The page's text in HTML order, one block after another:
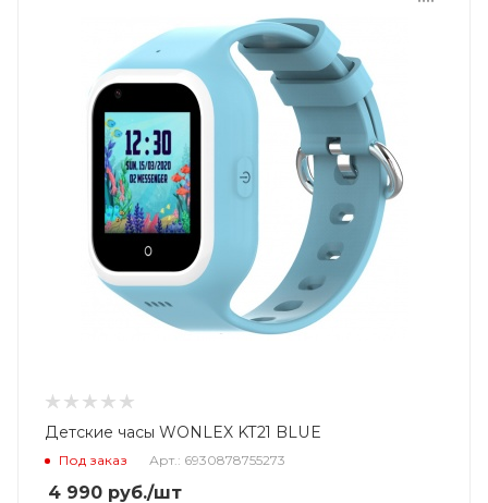
Детские часы WONLEX KT21 BLUE
Под заказ Арт.: 6930878755273
4 990 руб./шт